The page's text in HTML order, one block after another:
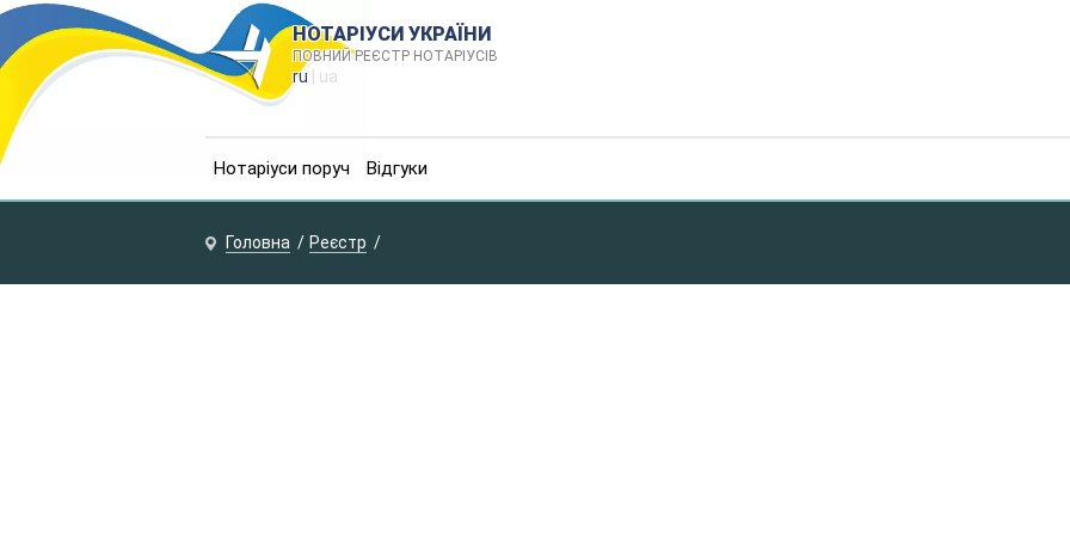
НОТАРІУСИ УКРАЇНИ
ПОВНИЙ РЕЄСТР НОТАРІУСІВ
ru | ua
Нотаріуси поруч Відгуки
Головна Реєстр